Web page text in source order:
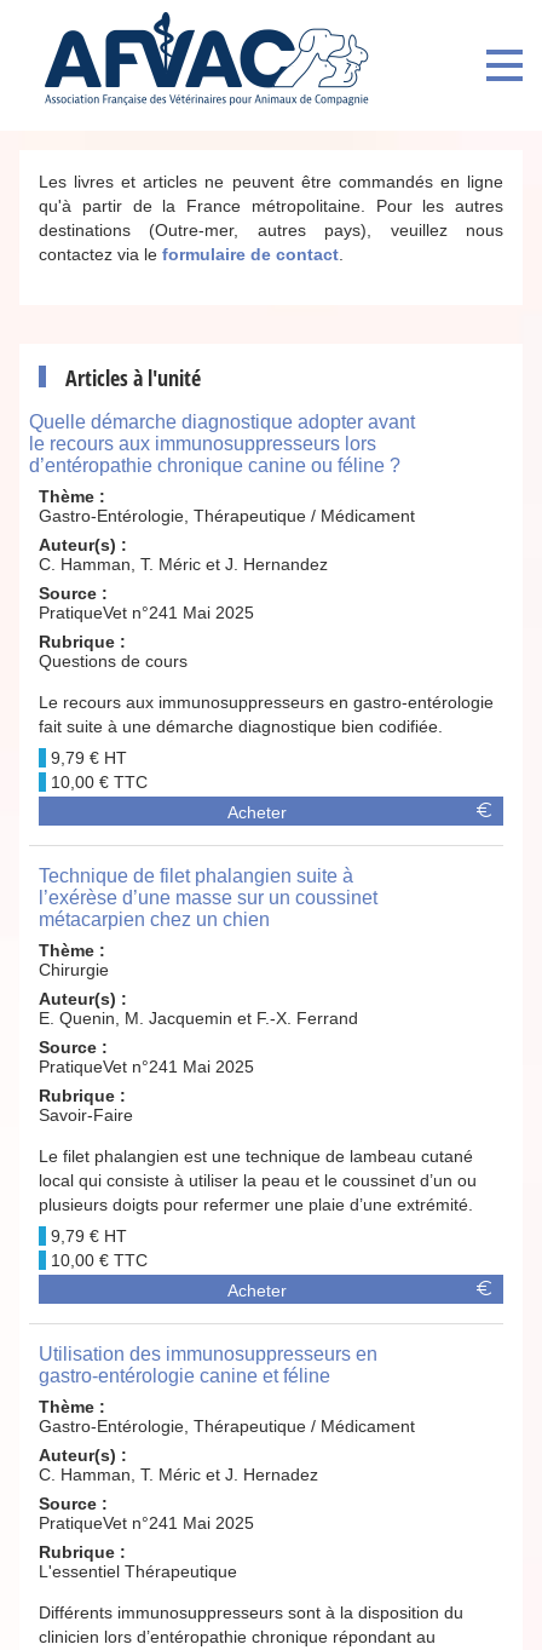
Les livres et articles ne peuvent être commandés en ligne
qu'à partir de la France métropolitaine. Pour les autres
destinations (Outre-mer, autres pays), veuillez nous
contactez via le formulaire de contact
Articles à l'unité
Quelle démarche diagnostique adopter avant
le recours aux immunosuppresseurs lors
d’entéropathie chronique canine ou féline ?
Thème :
Gastro-Entérologie, Thérapeutique / Médicament
Auteur(s) :
C. Hamman, T. Méric et J. Hernandez
Source :
PratiqueVet n°241 Mai 2025
Rubrique :
Questions de cours
Le recours aux immunosuppresseurs en gastro-entérologie
fait suite à une démarche diagnostique bien codifiée.
9,79 €
10,00 €
Acheter
Technique de filet phalangien suite à
l’exérèse d’une masse sur un coussinet
métacarpien chez un chien
Thème :
Chirurgie
Auteur(s) :
E. Quenin, M. Jacquemin et F.-X. Ferrand
Source :
PratiqueVet n°241 Mai 2025
Rubrique :
Savoir-Faire
Le filet phalangien est une technique de lambeau cutané
local qui consiste à utiliser la peau et le coussinet d’un ou
plusieurs doigts pour refermer une plaie d’une extrémité.
9,79 €
10,00 €
Acheter
Utilisation des immunosuppresseurs en
gastro-entérologie canine et féline
Thème :
Gastro-Entérologie, Thérapeutique / Médicament
Auteur(s) :
C. Hamman, T. Méric et J. Hernadez
Source :
PratiqueVet n°241 Mai 2025
Rubrique :
L'essentiel Thérapeutique
Différents immunosuppresseurs sont à la disposition du
clinicien lors d’entéropathie chronique répondant au